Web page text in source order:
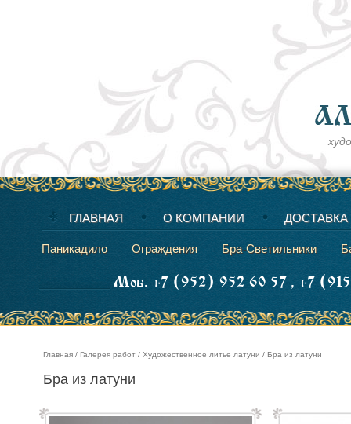
ГЛАВНАЯ О КОМПАНИИ
ДОСТАВКА
Паникадило
Ограждения Бра-Светильники
Моб. +7 (952) 952 60 57 , +7
Главная / Галерея работ / Художественное литье латуни / Бра из латуни
Бра из латуни